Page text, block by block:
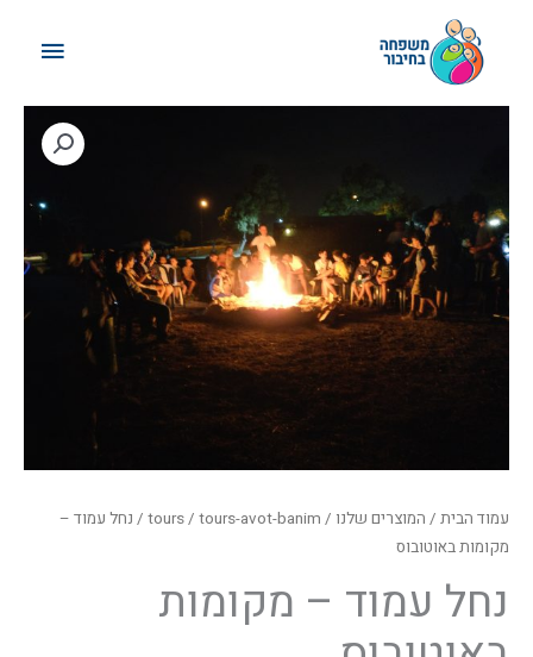
עמוד הבית / המוצרים שלנו /
tours/ tours-avot-banim
/ נחל עמוד –
מקומות באוטובוס
נחל עמוד – מקומות